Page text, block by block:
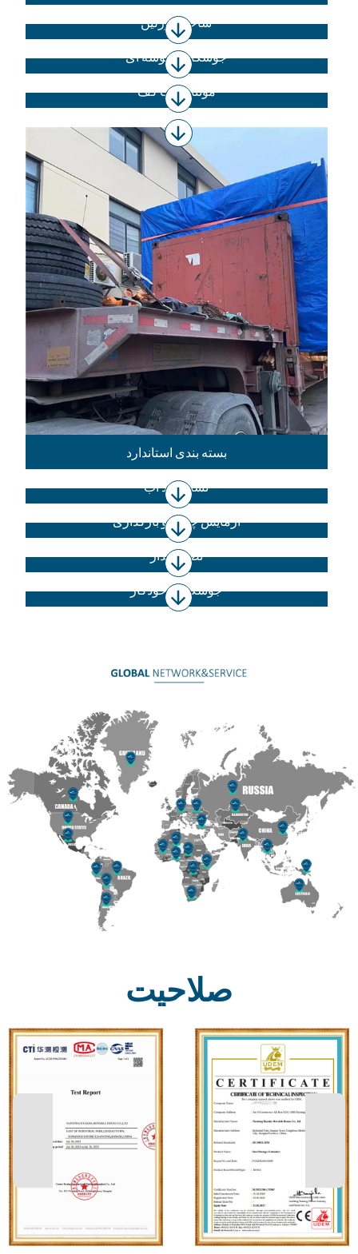
ساخت پورلین
جوشکاری گوشه ای
مونتاژ قاب کف
بسته بندی استاندارد
تست ضد آب
آزمایش چیدن و بارگذاری
نصب مدار
جوشکاری خودکار
صلاحیت